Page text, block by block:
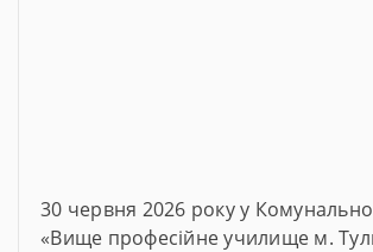
30 червня 2026 року у
«Вище професійне училище м.